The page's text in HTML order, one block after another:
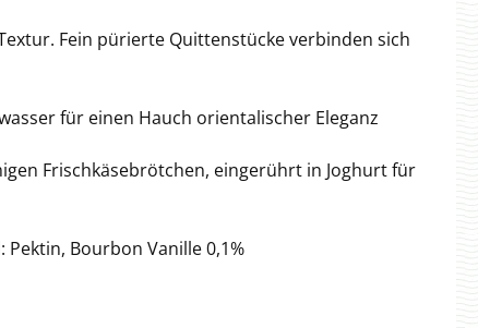
Fein pürierte Quittenstücke verbinden sich
für einen Hauch orientalischer Eleganz
Frischkäsebrötchen, eingerührt in Joghurt für
Bourbon Vanille 0,1%